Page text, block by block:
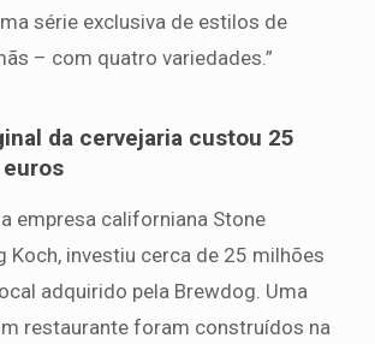
série exclusiva de estilos de
– com quatro variedades.”
da cervejaria custou 25
empresa californiana Stone
Koch, investiu cerca de 25 milhões
adquirido pela Brewdog. Uma
restaurante foram construídos na